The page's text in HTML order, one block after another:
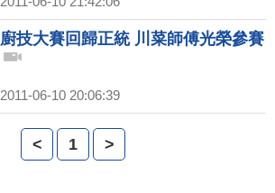
廚技大賽回歸正統 川菜師傅光榮參賽
2011-06-10 20:06:39
< 1 >